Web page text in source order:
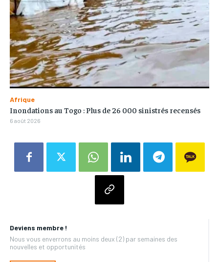
Deviens membre !
Nous vous enverrons au moins deux (2) par semaines des
nouvelles et opportunités
Afrique
Inondations au Togo : Plus de 26 000 sinistrés recensés
6 août 2026